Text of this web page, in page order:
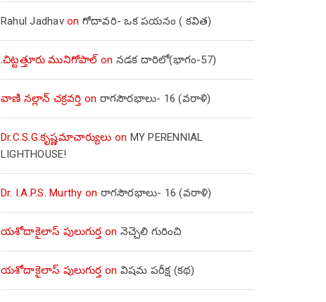
Rahul Jadhavon గోదావరి- ఒక పయనం ( కవిత)
.చిట్టత్తూరు మునిగోపాల్on నడక దారిలో(భాగం-57)
వాణి నల్లాన్ చక్రవర్తి on రాగసౌరభాలు- 16 (వరాళి)
Dr.C.S.G.కృష్ణమాచార్యులు on MY PERENNIAL
LIGHTHOUSE!
Dr. I.A.P.S. Murthy on రాగసౌరభాలు- 16 (వరాళి)
యశోదాకైలాస్ పులుగుర్త on నెచ్చెలి గురించి
యశోదాకైలాస్ పులుగుర్త on విషమ పరీక్ష (క‌థ‌)